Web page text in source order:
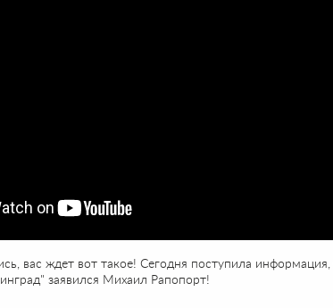
вас ждет вот такое! Сегодня поступила информация,
заявился Михаил Рапопорт!